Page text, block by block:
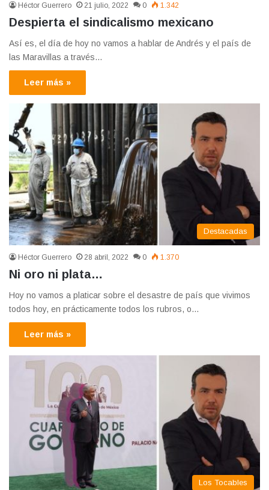
Héctor Guerrero 21 julio, 2022 0 1.342
Despierta el sindicalismo mexicano
Así es, el día de hoy no vamos a hablar de Andrés y el país de
las Maravillas a través…
Leer más »
Destacadas
Héctor Guerrero 28 abril, 2022 0 1.370
Ni oro ni plata…
Hoy no vamos a platicar sobre el desastre de país que vivimos
todos hoy, en prácticamente todos los rubros, o…
Leer más »
Los Tocables